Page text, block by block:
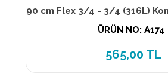
ÜRÜN NO: A174
565,00 TL